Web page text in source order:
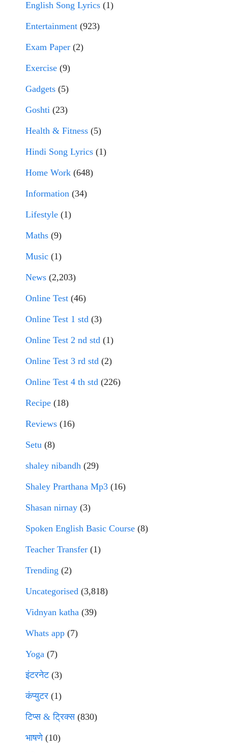
English Song Lyrics (1)
Entertainment (923)
Exam Paper (2)
Exercise (9)
Gadgets (5)
Goshti (23)
Health & Fitness (5)
Hindi Song Lyrics (1)
Home Work (648)
Information (34)
Lifestyle (1)
Maths (9)
Music (1)
News (2,203)
Online Test (46)
Online Test 1 std (3)
Online Test 2 nd std (1)
Online Test 3 rd std (2)
Online Test 4 th std (226)
Recipe (18)
Reviews (16)
Setu (8)
shaley nibandh (29)
Shaley Prarthana Mp3 (16)
Shasan nirnay (3)
Spoken English Basic Course (8)
Teacher Transfer (1)
Trending (2)
Uncategorised (3,818)
Vidnyan katha (39)
Whats app (7)
Yoga (7)
इंटरनेट(3)
कंप्युटर (1)
टिप्स & ट्रिक्स(830)
भाषणे(10)